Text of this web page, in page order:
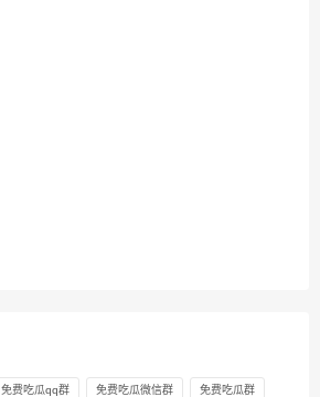
免费吃瓜qq群 免费吃瓜微信群 免费吃瓜群